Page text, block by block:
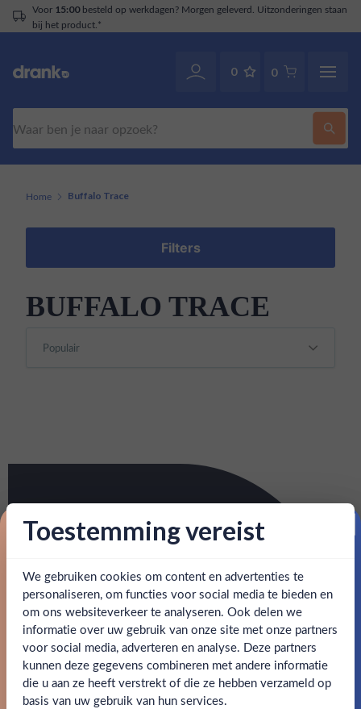
Voor 15:00 besteld op werkdagen? Morgen geleverd. Uitzonderingen staan
bij het product.*
0 0
Ben jij 18 jaar of ouder?
Ja Nee
Home Buffalo Trace
Filters
BUFFALO TRACE
Toestemming vereist
We gebruiken cookies om content en advertenties te
personaliseren, om functies voor social media te bieden en
om ons websiteverkeer te analyseren. Ook delen we
informatie over uw gebruik van onze site met onze partners
voor social media, adverteren en analyse. Deze partners
kunnen deze gegevens combineren met andere informatie
die u aan ze heeft verstrekt of die ze hebben verzameld op
basis van uw gebruik van hun services.
Proost op je eerste korting!
Schrijf je in en ontvang direct 5% korting op je eerste
bestelling.
Email
Claim mijn korting